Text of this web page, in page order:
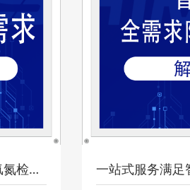
冷媒管道密封性检测：海瑞思HQ氢氮检漏仪满足高精高效检测需求